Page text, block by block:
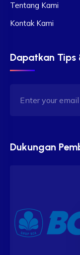
Tentang Kami
Kontak Kami
Dapatkan Tips
Dukungan